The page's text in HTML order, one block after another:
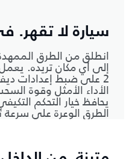
سيارة لا تقهر.
انطلق من الطرق
إلى أي مكان تريده.
2 على ضبط إعدادات
الأداء الأمثل وقوة
يحافظ خيار التحكم
الطرق الوعرة على